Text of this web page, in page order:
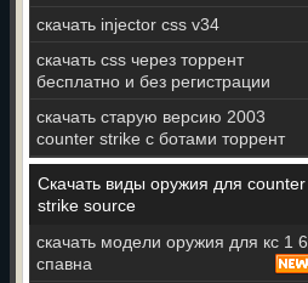
скачать injector css v34
скачать css через торрент
бесплатно и без регистрации
скачать старую версию 2003
counter strike с ботами торрент
Скачать виды оружия для counter
strike source
скачать модели оружия для кс 1 6
спавна